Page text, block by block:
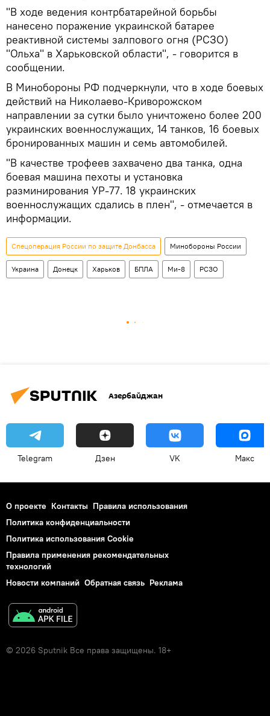
"В ходе ведения контрбатарейной борьбы
нанесено поражение украинской батарее
реактивной системы залпового огня (РСЗО)
"Ольха" в Харьковской области", - говорится в
сообщении.
В Минобороны РФ подчеркнули, что в ходе боевых
действий на Николаево-Криворожском
направлении за сутки было уничтожено более 200
украинских военнослужащих, 14 танков, 16 боевых
бронированных машин и семь автомобилей.
"В качестве трофеев захвачено два танка, одна
боевая машина пехоты и установка
разминирования УР-77. 18 украинских
военнослужащих сдались в плен", - отмечается в
информации.
Спецоперация России по защите Донбасса Минобороны России
Украина Донецк Харьков БПЛА Ми-8 РСЗО
Азербайджан
Telegram Дзен VK Макс
О проекте Контакты Правила использования
Политика конфиденциальности
Политика использования Cookie
Правила применения рекомендательных
технологий
Новости компаний Обратная связь Реклама
© 2026 Sputnik Все права защищены. 18+